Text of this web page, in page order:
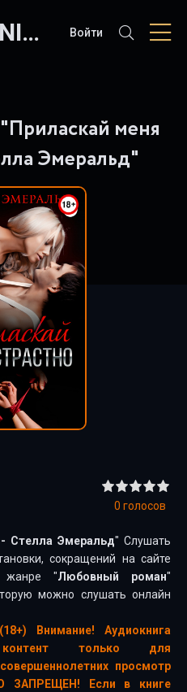
SLUSHAT-KNIGI.COM Войти
меня
Эмеральд"
0 голосов
- Стелла Эмеральд" Слушать
сокращений на сайте
жанре "Любовный роман"
можно слушать онлайн
(18+) Внимание! Аудиокнига
только для
просмотр
ЗАПРЕЩЕН! Если в книге